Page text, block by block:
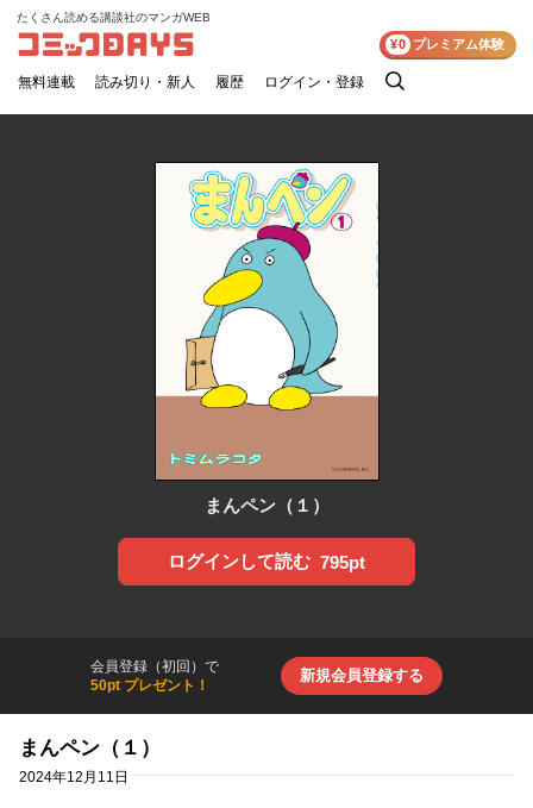
コミックDAYS
たくさん読める講談社のマンガWEB
無料連載 読み切り・新人 履歴 ログイン・登録
検
¥0 プレミアム体験
まんペン（１）
ログインして読む 795pt
会員登録（初回）で
50pt プレゼント！
新規会員登録する
まんペン（１）
2024年12月11日